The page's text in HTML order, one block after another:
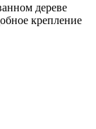
дереве
крепление